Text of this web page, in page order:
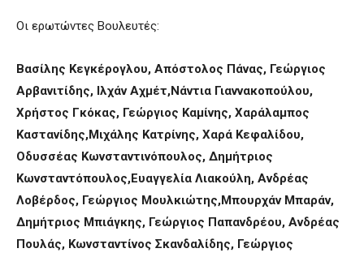
Οι ερωτώντες Βουλευτές:
Βασίλης Κεγκέρογλου, Απόστολος Πάνας, Γεώργιος
Αρβανιτίδης, Ιλχάν Αχμέτ,Νάντια Γιαννακοπούλου,
Χρήστος Γκόκας, Γεώργιος Καμίνης, Χαράλαμπος
Καστανίδης,Μιχάλης Κατρίνης, Χαρά Κεφαλίδου,
Οδυσσέας Κωνσταντινόπουλος, Δημήτριος
Κωνσταντόπουλος,Ευαγγελία Λιακούλη, Ανδρέας
Λοβέρδος, Γεώργιος Μουλκιώτης,Μπουρχάν Μπαράν,
Δημήτριος Μπιάγκης, Γεώργιος Παπανδρέου, Ανδρέας
Πουλάς, Κωνσταντίνος Σκανδαλίδης, Γεώργιος